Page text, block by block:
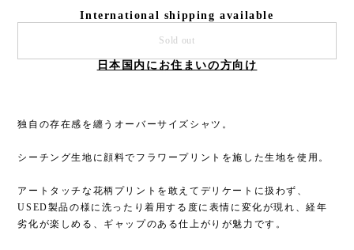
International shipping available
Sold out
日本国内にお住まいの方向け
独自の存在感を纏うオーバーサイズシャツ。
シーチング生地に顔料でフラワープリントを施した生地を使用。
アートタッチな花柄プリントを敢えてデリケートに扱わず、
USED製品の様に洗ったり着用する度に表情に変化が現れ、経年
劣化が楽しめる、ギャップのある仕上がりが魅力です。